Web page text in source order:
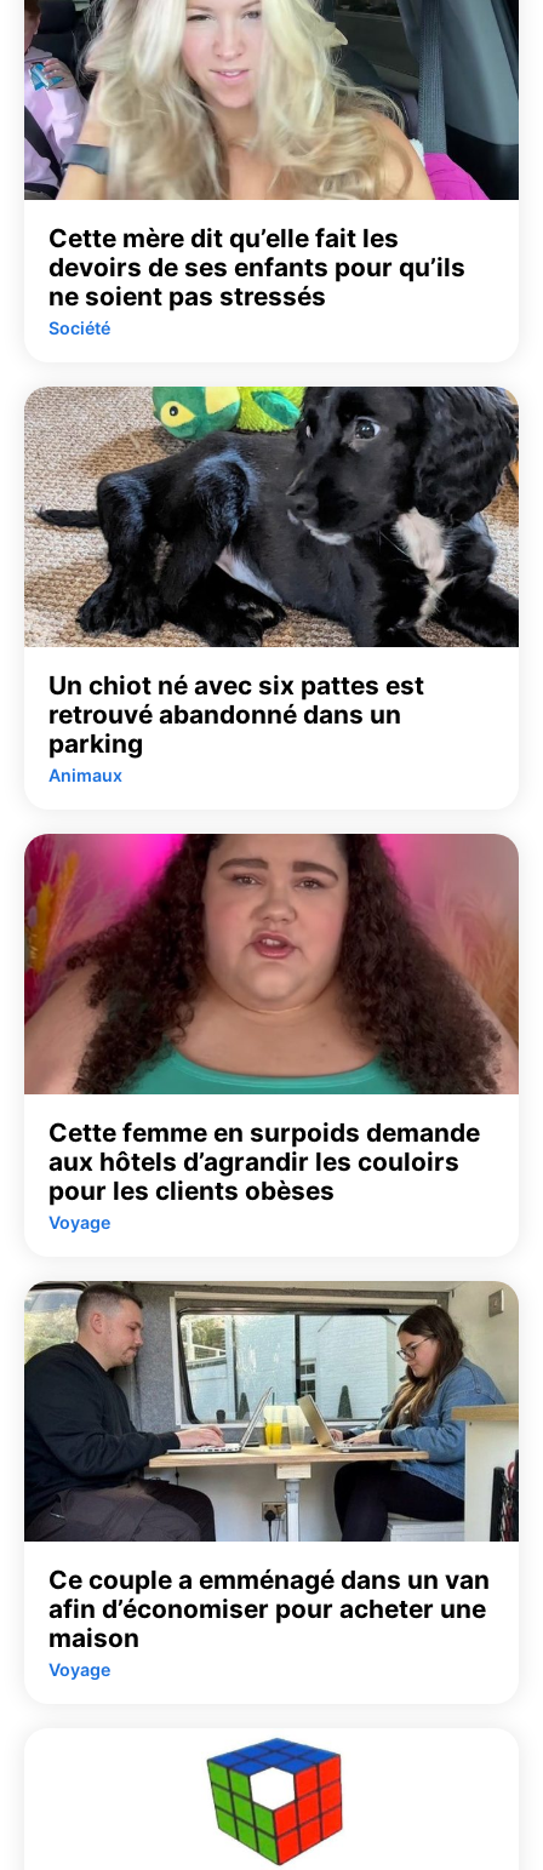
Cette mère dit qu’elle fait les
devoirs de ses enfants pour qu’ils
ne soient pas stressés
Société
Un chiot né avec six pattes est
retrouvé abandonné dans un
parking
Animaux
Cette femme en surpoids demande
aux hôtels d’agrandir les couloirs
pour les clients obèses
Voyage
Ce couple a emménagé dans un van
afin d’économiser pour acheter une
maison
Voyage